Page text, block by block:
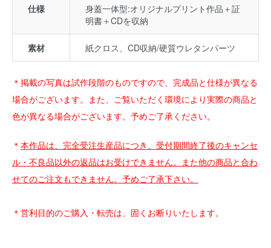
仕様
身蓋一体型:オリジナルプリント作品＋証
明書＋CDを収納
素材 紙クロス、CD収納/硬質ウレタンパーツ
＊掲載の写真は試作段階のものですので、完成品と仕様が異なる
場合がございます。また、ご覧いただく環境により実際の商品と
色が異なる場合がございます。予めご了承ください。
＊ 本作品は、完全受注生産品につき、受付期間終了後のキャンセ
ル・不良品以外の返品はお受けできません。また他の商品と合わ
せてのご注文もできません。予めご了承下さい。
＊営利目的のご購入・転売は、固くお断りいたします。